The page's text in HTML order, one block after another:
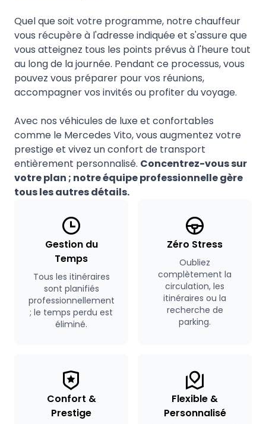
Quel que soit votre programme, notre chauffeur
vous récupère à l'adresse indiquée et s'assure que
vous atteignez tous les points prévus à l'heure tout
au long de la journée. Pendant ce processus, vous
pouvez vous préparer pour vos réunions,
accompagner vos invités ou profiter du voyage.
Avec nos véhicules de luxe et confortables
comme le Mercedes Vito, vous augmentez votre
prestige et vivez un confort de transport
entièrement personnalisé. Concentrez-vous sur
votre plan ; notre équipe professionnelle gère
tous les autres détails.
Gestion du
Temps
Tous les itinéraires
sont planifiés
professionnellement
; le temps perdu est
éliminé.
Zéro Stress
Oubliez
complètement la
circulation, les
itinéraires ou la
recherche de
parking.
Confort &
Prestige
Flexible &
Personnalisé